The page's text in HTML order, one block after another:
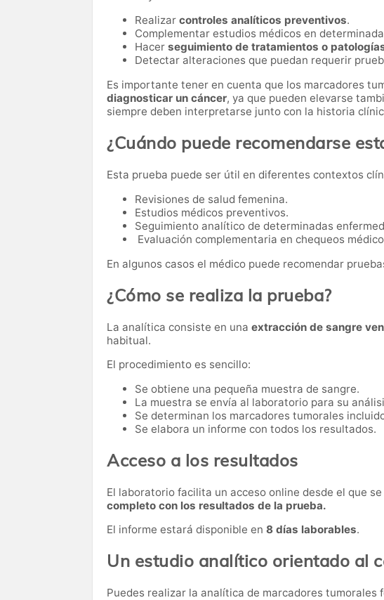
Realizar controles analíticos preventivos.
Complementar estudios médicos en
Hacer seguimiento de tratamientos o
Detectar alteraciones que puedan requerir
Es importante tener en cuenta que los marcadores
diagnosticar un cáncer, ya que pueden elevarse
siempre deben interpretarse junto con la historia
¿Cuándo puede recomendarse
Esta prueba puede ser útil en diferentes contextos
Revisiones de salud femenina.
Estudios médicos preventivos.
Seguimiento analítico de determinadas
Evaluación complementaria en chequeos
En algunos casos el médico puede recomendar
¿Cómo se realiza la prueba?
La analítica consiste en una extracción de sangre
habitual.
El procedimiento es sencillo:
Se obtiene una pequeña muestra de sangre.
La muestra se envía al laboratorio para su
Se determinan los marcadores tumorales
Se elabora un informe con todos los resultados.
Acceso a los resultados
El laboratorio facilita un acceso online desde el que
completo con los resultados de la prueba.
El informe estará disponible en 8 días laborables.
Un estudio analítico orientado al
Puedes realizar la analítica de marcadores tumorales